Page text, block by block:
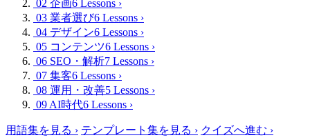
02 企画6 Lessons ›
03 業者選び6 Lessons ›
04 デザイン6 Lessons ›
05 コンテンツ6 Lessons ›
06 SEO・解析7 Lessons ›
07 集客6 Lessons ›
08 運用・改善5 Lessons ›
09 AI時代6 Lessons ›
用語集を見る › テンプレート集を見る › クイズへ進む ›